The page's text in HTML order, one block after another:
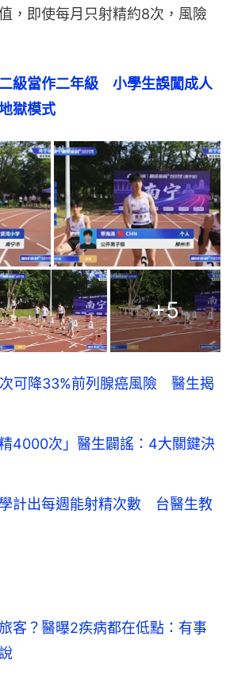
，即使每月只射精約8次，風險
級當作二年級　小學生誤闖成人
獄模式
+5
可降33%前列腺癌風險 醫生揭
4000次」醫生闢謠：4大關鍵決
計出每週能射精次數 台醫生教
客？醫曝2疾病都在低點：有事